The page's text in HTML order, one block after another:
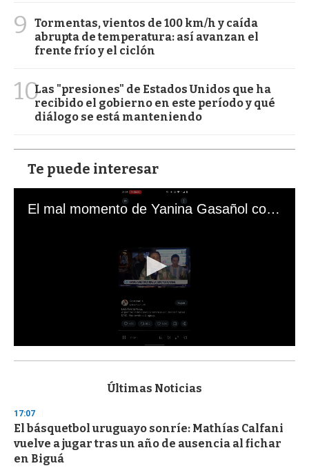
9
Tormentas, vientos de 100 km/h y caída
abrupta de temperatura: así avanzan el
frente frío y el ciclón
10Las "presiones" de Estados Unidos que ha
recibido el gobierno en este período y qué
diálogo se está manteniendo
Te puede interesar
El mal momento de Yanina Gasañol con un hincha argentino en "Subrayado"
s
d
s
o
f
3
Últimas Noticias
17:07
El básquetbol uruguayo sonríe: Mathías Calfani
vuelve a jugar tras un año de ausencia al fichar
en Biguá